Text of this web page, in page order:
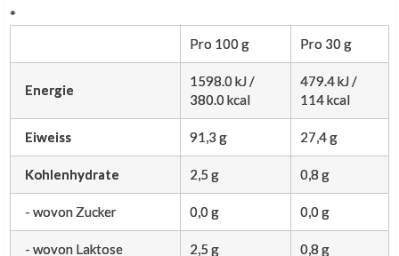
*
Pro 100 g Pro 30 g
Energie
1598.0 kJ /
380.0 kcal
479.4 kJ /
114 kcal
Eiweiss 91,3 g 27,4 g
Kohlenhydrate 2,5 g 0,8 g
- wovon Zucker 0,0 g 0,0 g
- wovon Laktose 2,5 g 0,8 g